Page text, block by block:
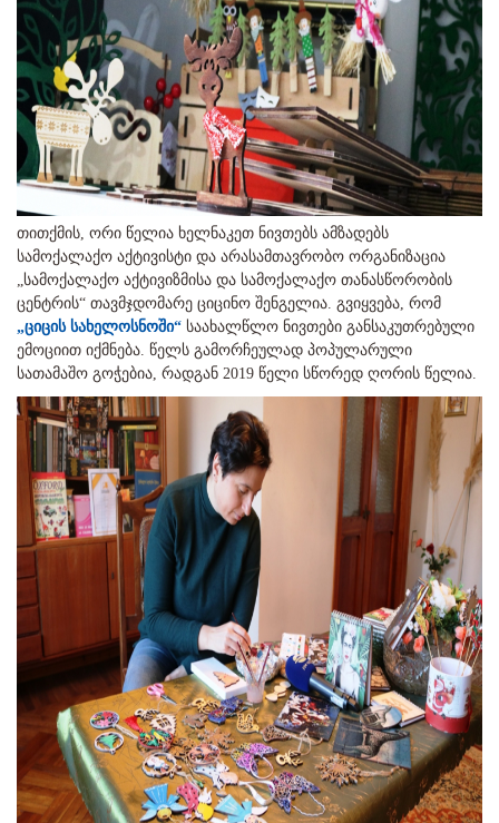
თითქმის, ორი წელია ხელნაკეთ ნივთებს ამზადებს
სამოქალაქო აქტივისტი და არასამთავრობო ორგანიზაცია
„სამოქალაქო აქტივიზმისა და სამოქალაქო თანასწორობის
ცენტრის“ თავმჯდომარე ციცინო შენგელია. გვიყვება, რომ
„ციცის სახელოსნოში“ საახალწლო ნივთები განსაკუთრებული
ემოციით იქმნება. წელს გამორჩეულად პოპულარული
სათამაშო გოჭებია, რადგან 2019 წელი სწორედ ღორის წელია.